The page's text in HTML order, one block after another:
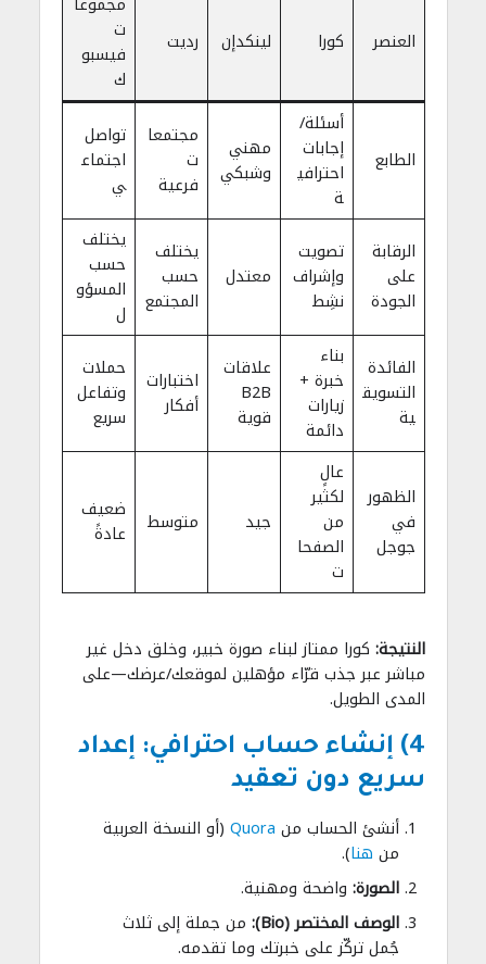
العنصر كورا لينكدإن رديت
ت
فيسبو
ك
الطابع
أسئلة/
إجابات
احترافي
ة
مهني
وشبكي
مجتمعا
ت
فرعية
تواصل
اجتماع
ي
الرقابة
على
الجودة
تصويت
وإشراف
نشِط
معتدل
يختلف
حسب
المجتمع
يختلف
حسب
المسؤو
ل
الفائدة
التسويق
ية
بناء
خبرة +
زيارات
دائمة
علاقات
B2B
قوية
اختبارات
أفكار
حملات
وتفاعل
سريع
الظهور
في
جوجل
عالٍ
لكثير
من
الصفحا
ت
جيد متوسط
ضعيف
عادةً
النتيجة: كورا ممتاز لبناء صورة خبير، وخلق دخل غير
مباشر عبر جذب قرّاء مؤهلين لموقعك/عرضك—على
المدى الطويل.
4) إنشاء حساب احترافي: إعداد
سريع دون تعقيد
أنشئ الحساب من Quora (أو النسخة العربية
من هنا).
الصورة: واضحة ومهنية.
الوصف المختصر (Bio):
من جملة إلى ثلاث
جُمل تركّز على خبرتك وما تقدمه.